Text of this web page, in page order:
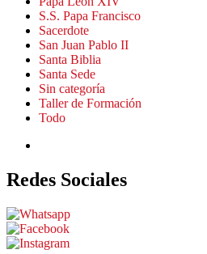
S.S. Papa Francisco
Sacerdote
San Juan Pablo II
Santa Biblia
Santa Sede
Sin categoría
Taller de Formación
Todo
Redes Sociales